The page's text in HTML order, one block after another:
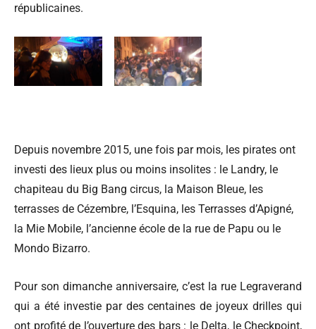
républicaines.
Depuis novembre 2015, une fois par mois, les pirates ont
investi des lieux plus ou moins insolites : le Landry, le
chapiteau du Big Bang circus, la Maison Bleue, les
terrasses de Cézembre, l’Esquina, les Terrasses d’Apigné,
la Mie Mobile, l’ancienne école de la rue de Papu ou le
Mondo Bizarro.
Pour son dimanche anniversaire, c’est la rue Legraverand
qui a été investie par des centaines de joyeux drilles qui
ont profité de l’ouverture des bars : le Delta, le Checkpoint,